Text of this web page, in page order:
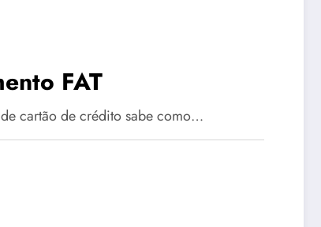
FAT
cartão de crédito sabe como…